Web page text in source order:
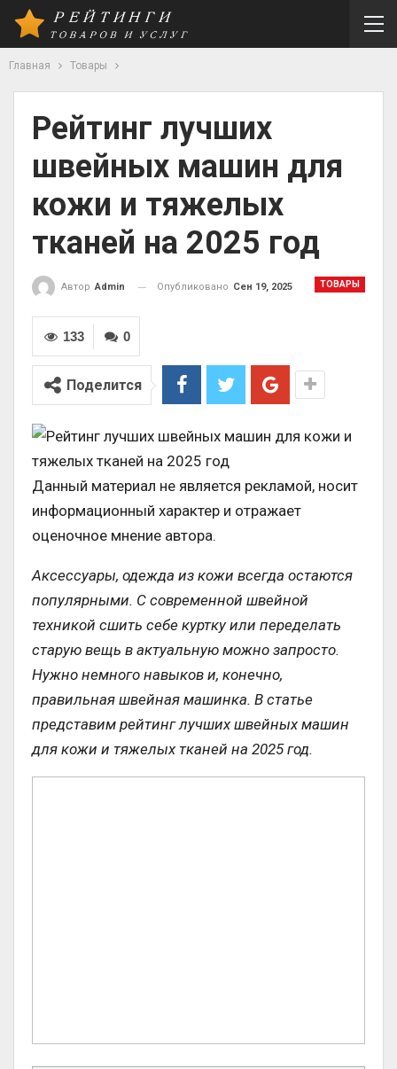
Главная Товары
Рейтинг лучших
швейных машин для
кожи и тяжелых
тканей на 2025 год
ТОВАРЫ
Автор Admin Опубликовано Сен 19, 2025
0
133
Поделится
Данный материал не является рекламой, носит
информационный характер и отражает
оценочное мнение автора.
Аксессуары, одежда из кожи всегда остаются
популярными. С современной швейной
техникой сшить себе куртку или переделать
старую вещь в актуальную можно запросто.
Нужно немного навыков и, конечно,
правильная швейная машинка. В статье
представим рейтинг лучших швейных машин
для кожи и тяжелых тканей на 2025 год.